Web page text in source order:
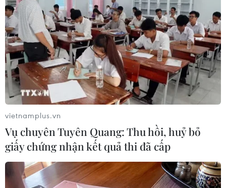
#Tấn công nhà thờ #IS Thổ Nhĩ Kỳ
Theo dõi VietnamPlus
Nhà nước Hồi giáo tự xưng IS
Hội đồng Bảo an đánh giá về mối đe dọa của IS
đối với hòa bình, an ninh quốc tế
vietnamplus.vn
Vụ chuyên Tuyên Quang: Thu hồi, huỷ bỏ
giấy chứng nhận kết quả thi đã cấp